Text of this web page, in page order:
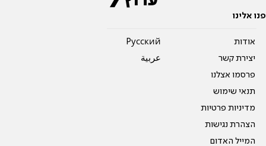
פנו אלינו
אודות
יצירת קשר
פרסמו אצלנו
תנאי שימוש
מדיניות פרטיות
הצהרת נגישות
המייל האדום
Pусский
عربية